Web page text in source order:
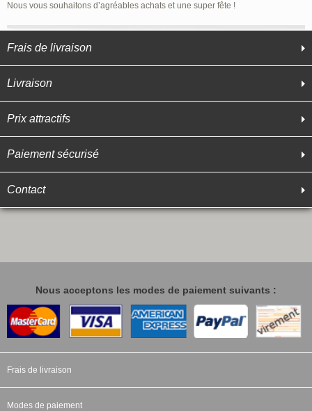
Frais de livraison
Livraison
Prix attractifs
Paiement sécurisé
Contact
Nous vous souhaitons d’agréables achats et une super fête !
Nous acceptons les modes de paiement suivants :
Frais de livraison
Modes de paiement